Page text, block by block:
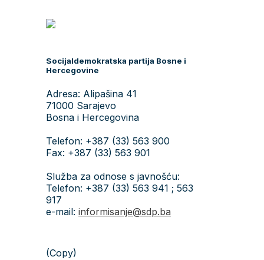
Socijaldemokratska partija Bosne i
Hercegovine
Adresa: Alipašina 41
71000 Sarajevo
Bosna i Hercegovina
Telefon: +387 (33) 563 900
Fax: +387 (33) 563 901
Služba za odnose s javnošću:
Telefon: +387 (33) 563 941 ; 563
917
e-mail: informisanje@sdp.ba
(Copy)